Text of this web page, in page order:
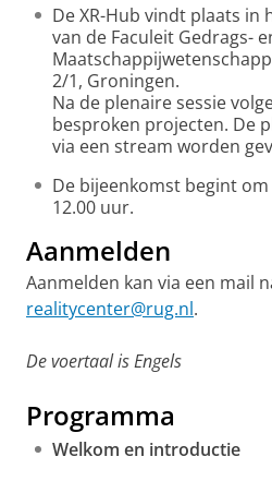
De XR-Hub vindt plaats in
van de Faculeit Gedrags-
2/1, Groningen.
Na de plenaire sessie
besproken projecten. De
via een stream worden
De bijeenkomst begint
12.00 uur.
Aanmelden
Aanmelden kan via een mail
realitycenter@rug.nl.
De voertaal is Engels
Programma
Welkom en introductie